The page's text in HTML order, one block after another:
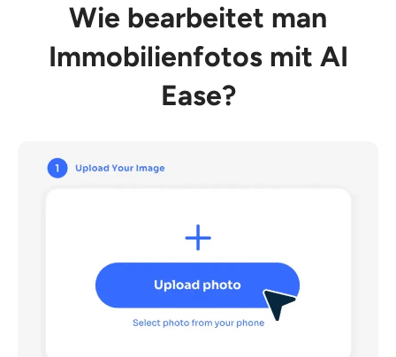
Wie bearbeitet man
Immobilienfotos mit AI
Ease?